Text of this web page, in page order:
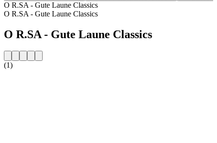
O R.SA - Gute Laune Classics
O R.SA - Gute Laune Classics
O R.SA - Gute Laune Classics
(1)